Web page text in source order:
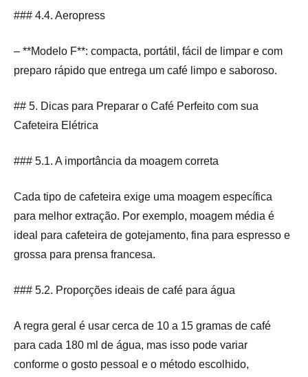
### 4.4. Aeropress
– **Modelo F**: compacta, portátil, fácil de limpar e com
preparo rápido que entrega um café limpo e saboroso.
## 5. Dicas para Preparar o Café Perfeito com sua
Cafeteira Elétrica
### 5.1. A importância da moagem correta
Cada tipo de cafeteira exige uma moagem específica
para melhor extração. Por exemplo, moagem média é
ideal para cafeteira de gotejamento, fina para espresso e
grossa para prensa francesa.
### 5.2. Proporções ideais de café para água
A regra geral é usar cerca de 10 a 15 gramas de café
para cada 180 ml de água, mas isso pode variar
conforme o gosto pessoal e o método escolhido,